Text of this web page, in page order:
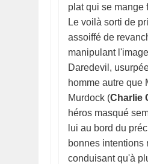
plat qui se mange
Le voilà sorti de
assoiffé de
manipulant
Daredevil,
homme autre que
Murdock (Charlie
héros masqué
lui au bord du
bonnes intentions
conduisant qu'à